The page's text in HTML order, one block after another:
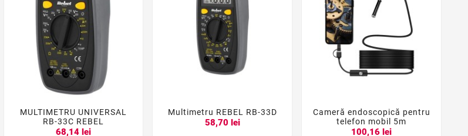
  
MULTIMETRU UNIVERSAL
RB-33C REBEL
68,14 lei

Multimetru REBEL RB-33D
58,70 lei   
Cameră endoscopică pentru
telefon mobil 5m
100,16 lei